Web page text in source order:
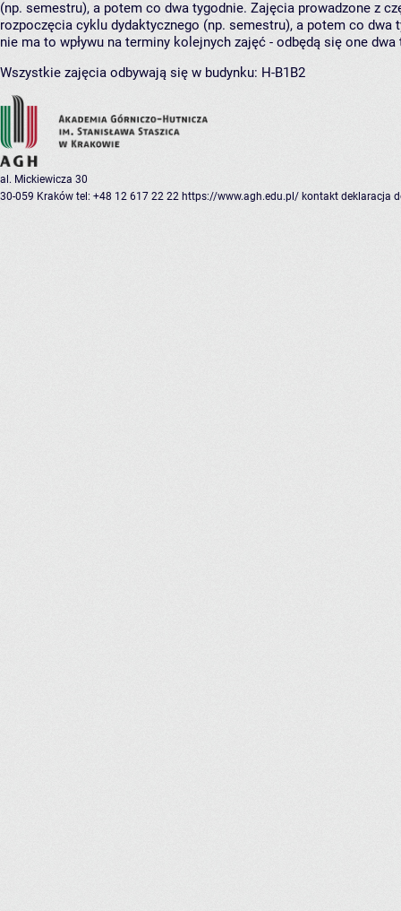
(np. semestru), a potem co dwa tygodnie. Zajęcia prowadzone z
rozpoczęcia cyklu dydaktycznego (np. semestru), a potem co
nie ma to wpływu na terminy kolejnych zajęć - odbędą się one
Wszystkie zajęcia odbywają się w budynku: H-B1B2
al. Mickiewicza 30
30-059 Kraków tel: +48 12 617 22 22 https://www.agh.edu.pl/ kontakt deklaracja